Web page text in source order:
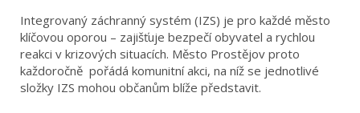
Integrovaný záchranný systém (IZS) je pro každé město
klíčovou oporou – zajišťuje bezpečí obyvatel a rychlou
reakci v krizových situacích. Město Prostějov proto
každoročně pořádá komunitní akci, na níž se jednotlivé
složky IZS mohou občanům blíže představit.